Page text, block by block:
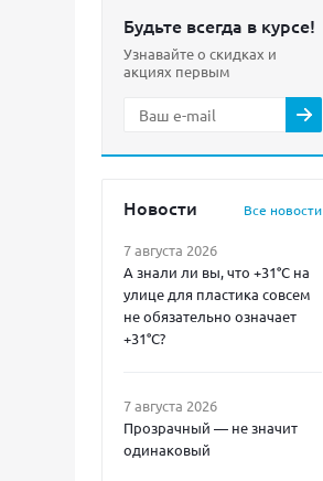
Будьте всегда в курсе!
Узнавайте о скидках и
акциях первым
Новости Все новости
7 августа 2026
А знали ли вы, что +31°C на
улице для пластика совсем
не обязательно означает
+31°C?
7 августа 2026
Прозрачный — не значит
одинаковый